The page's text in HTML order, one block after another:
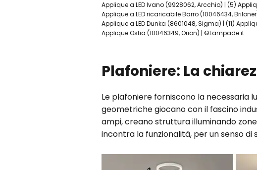
Applique a LED Ivano (9928062, Arcchio) | (5)
Applique a LED ricaricabile Barro (10046434,
Applique a LED Dunka (8601048, Sigma) | (11)
Applique Ostia (10046349, Orion) | ©Lampade.it
Plafoniere: La
Le plafoniere forniscono la necessaria
geometriche giocano con il fascino
ampi, creano struttura illuminando
incontra la funzionalità, per un senso di